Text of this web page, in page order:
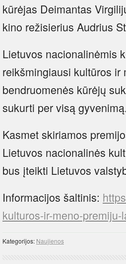
kūrėjas Deimantas
kino režisierius Audrius
Lietuvos nacionalinėmis
reikšmingiausi kultūros
bendruomenės kūrėjų
sukurti per visą gyvenimą.
Kasmet skiriamos
Lietuvos nacionalinės
bus įteikti Lietuvos
Informacijos šaltinis:
kulturos-ir-meno-premiju-
Kategorijos: Naujienos